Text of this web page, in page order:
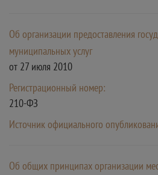
Об организации предоставления
муниципальных услуг
от 27 июля 2010
Регистрационный номер:
210-ФЗ
Источник официального
Об общих принципах организации